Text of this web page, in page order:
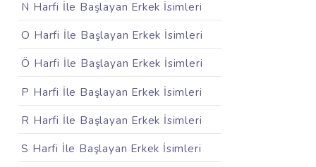
N Harfi İle Başlayan Erkek İsimleri
O Harfi İle Başlayan Erkek İsimleri
Ö Harfi İle Başlayan Erkek İsimleri
P Harfi İle Başlayan Erkek İsimleri
R Harfi İle Başlayan Erkek İsimleri
S Harfi İle Başlayan Erkek İsimleri